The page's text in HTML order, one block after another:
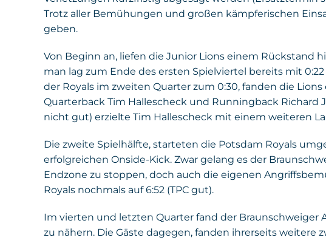
Trotz aller Bemühungen und großen kämpferischen
geben.
Von Beginn an, liefen die Junior Lions einem Rückstand
man lag zum Ende des ersten Spielviertel bereits mit
der Royals im zweiten Quarter zum 0:30, fanden die
Quarterback Tim Hallescheck und Runningback Richard
nicht gut) erzielte Tim Hallescheck mit einem weiteren
Die zweite Spielhälfte, starteten die Potsdam Royals
erfolgreichen Onside-Kick. Zwar gelang es der
Endzone zu stoppen, doch auch die eigenen
Royals nochmals auf 6:52 (TPC gut).
Im vierten und letzten Quarter fand der Braunschweiger
zu nähern. Die Gäste dagegen, fanden ihrerseits weitere